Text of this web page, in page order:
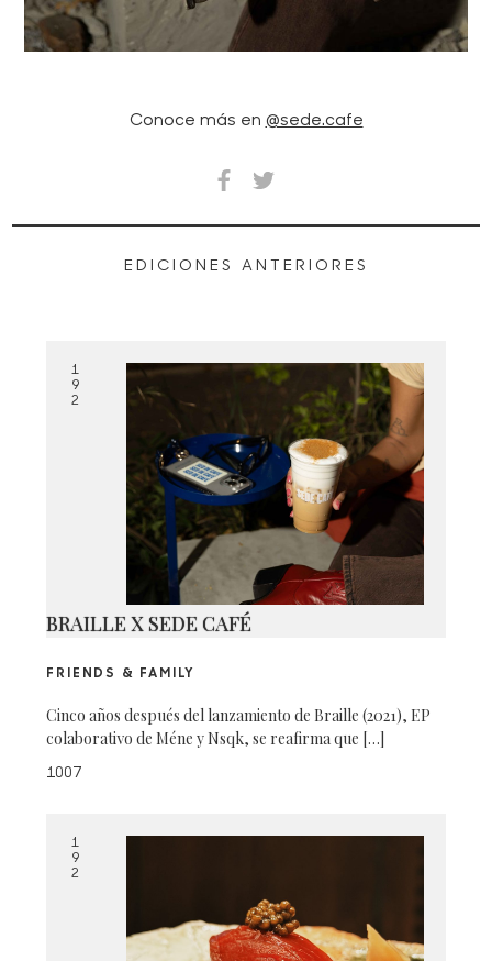
Conoce más en @sede.cafe
EDICIONES ANTERIORES
1
9
2
BRAILLE X SEDE CAFÉ
FRIENDS & FAMILY
Cinco años después del lanzamiento de Braille (2021), EP
colaborativo de Méne y Nsqk, se reafirma que […]
1007
1
9
2